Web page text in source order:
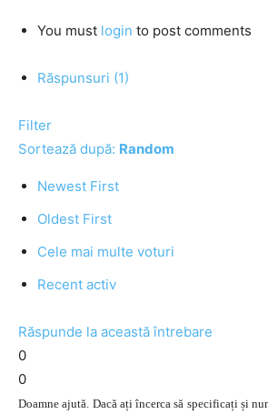
You must login to post comments
Răspunsuri (1)
Filter
Sortează după: Random
Newest First
Oldest First
Cele mai multe voturi
Recent activ
Răspunde la această întrebare
0
0
Doamne ajută. Dacă ați încerca să specificați și